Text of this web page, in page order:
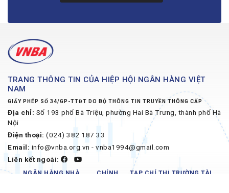
TRANG THÔNG TIN CỦA HIỆP HỘI NGÂN HÀNG VIỆT
NAM
GIẤY PHÉP SỐ 34/GP-TTĐT DO BỘ THÔNG TIN TRUYỀN THÔNG CẤP
Địa chỉ: Số 193 phố Bà Triệu, phường Hai Bà Trưng, thành phố Hà
Nội
Điện thoại: (024) 382 187 33
Email: info@vnba.org.vn - vnba1994@gmail.com
Liên kết ngoài:
NGÂN HÀNG NHÀ
CHÍNH
TẠP CHÍ THỊ TRƯỜNG TÀI